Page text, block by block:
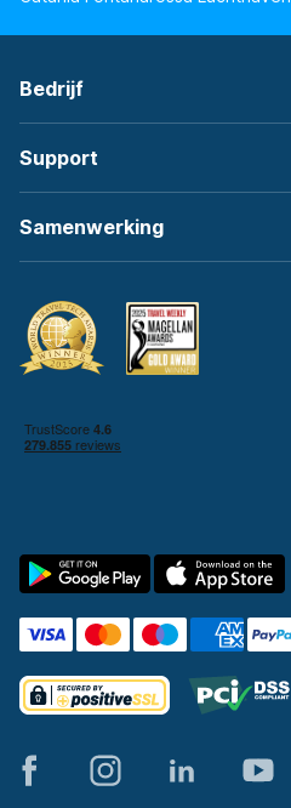
Bedrijf
Support
Samenwerking